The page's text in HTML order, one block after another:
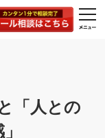
「人との